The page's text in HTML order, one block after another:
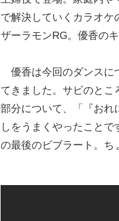
で解決していくカラオケ
ザーラモンRG。優香の
優香は今回のダンスに
てきました。サビのとこ
部分について、「『おれ
しをうまくやったことで
の最後のビブラート。ち